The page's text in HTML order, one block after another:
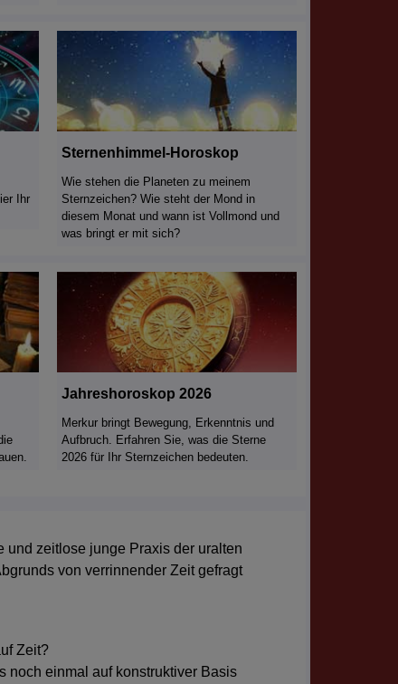
Ihr
Sternenhimmel-Horoskop
Wie stehen die Planeten zu meinem
Sternzeichen? Wie steht der Mond in
diesem Monat und wann ist Vollmond und
was bringt er mit sich?
Jahreshoroskop 2026
Merkur bringt Bewegung, Erkenntnis und
Aufbruch. Erfahren Sie, was die Sterne
2026 für Ihr Sternzeichen bedeuten.
und zeitlose junge Praxis der uralten
von verrinnender Zeit gefragt
Zeit?
noch einmal auf konstruktiver Basis